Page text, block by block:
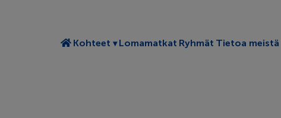
Kohteet Toggle submenu
Lomamatkat Ryhmät Tietoa meistä